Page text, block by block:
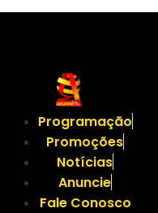
Programação
Promoções
Notícias
Anuncie
Fale Conosco